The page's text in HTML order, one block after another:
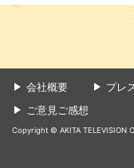
会社概要 プレ
ご意見ご感想
Copyright © AKITA TELEVISION